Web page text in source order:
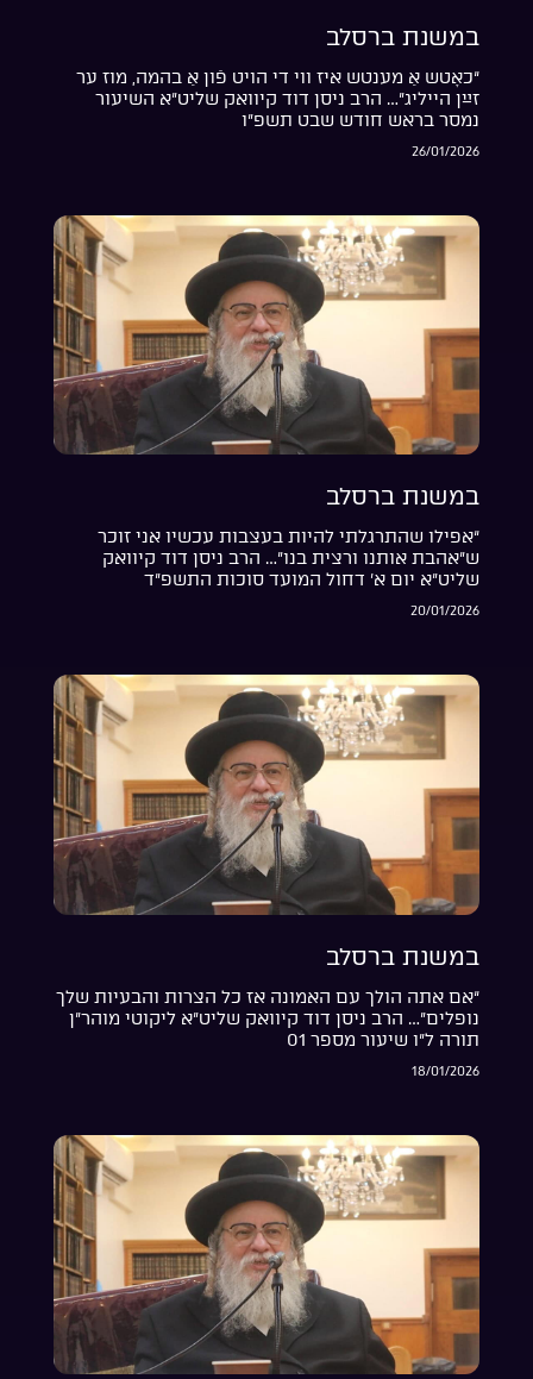
במשנת ברסלב
“כאָטש אַ מענטש איז ווי די הויט פֿון אַ בהמה, מוז ער
זײַן הייליג”… הרב ניסן דוד קיוואק שליט”א השיעור
נמסר בראש חודש שבט תשפ”ו
26/01/2026
במשנת ברסלב
“אפילו שהתרגלתי להיות בעצבות עכשיו אני זוכר
ש”אהבת אותנו ורצית בנו”… הרב ניסן דוד קיוואק
שליט”א יום א’ דחול המועד סוכות התשפ”ד
20/01/2026
במשנת ברסלב
“אם אתה הולך עם האמונה אז כל הצרות והבעיות שלך
נופלים”… הרב ניסן דוד קיוואק שליט”א ליקוטי מוהר”ן
תורה ל”ו שיעור מספר 01
18/01/2026